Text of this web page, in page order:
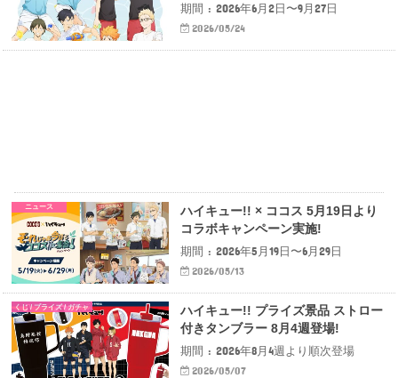
期間 : 2026年6月2日〜9月27日
2026/05/24
ニュース
ハイキュー!! × ココス 5月19日より
コラボキャンペーン実施!
期間 : 2026年5月19日〜6月29日
2026/05/13
くじ / プライズ / ガチャ
ハイキュー!! プライズ景品 ストロー
付きタンブラー 8月4週登場!
期間 : 2026年8月4週より順次登場
2026/05/07